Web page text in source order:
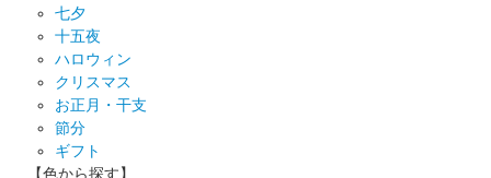
七夕
十五夜
ハロウィン
クリスマス
お正月・干支
節分
ギフト
【色から探す】